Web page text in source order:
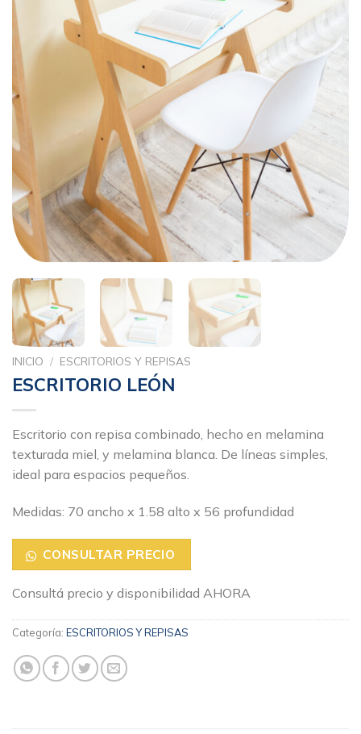
INICIO / ESCRITORIOS Y REPISAS
ESCRITORIO LEÓN
Escritorio con repisa combinado, hecho en melamina
texturada miel, y melamina blanca. De líneas simples,
ideal para espacios pequeños.
Medidas: 70 ancho x 1.58 alto x 56 profundidad
CONSULTAR PRECIO
Consultá precio y disponibilidad AHORA
Categoría: ESCRITORIOS Y REPISAS